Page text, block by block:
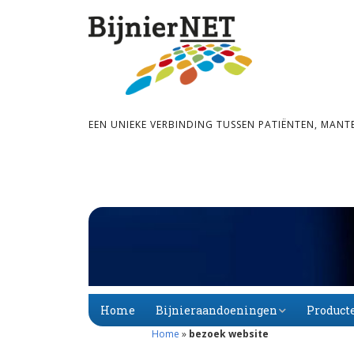
EEN UNIEKE VERBINDING TUSSEN PATIËNTEN,
Home Bijnieraandoeningen
Home » bezoek website